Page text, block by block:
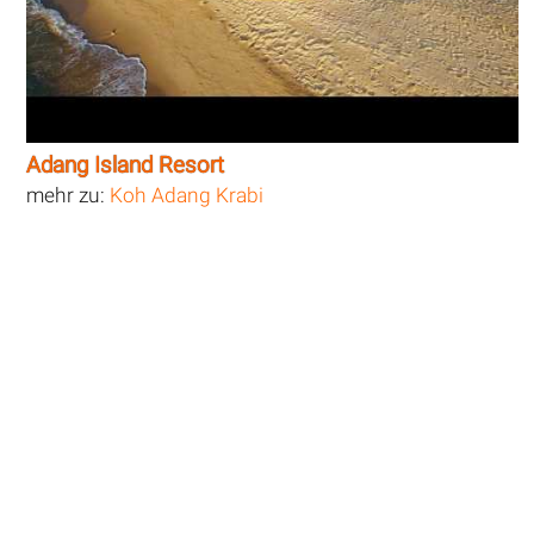
Adang Island Resort
mehr zu: Koh Adang Krabi